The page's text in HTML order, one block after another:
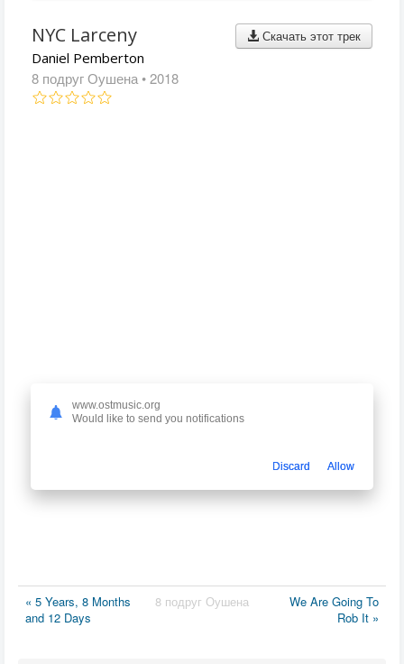
Скачать этот трек
NYC Larceny
Daniel Pemberton
8 подруг Оушена • 2018
« 5 Years, 8 Months
and 12 Days
8 подруг Оушена
We Are Going To
Rob It »
www.ostmusic.org
Would like to send you notifications
Discard Allow